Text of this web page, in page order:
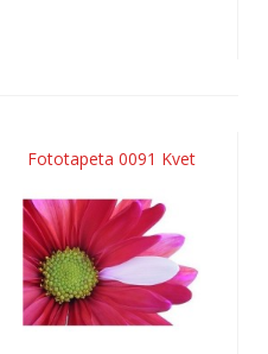
Fototapeta 0091 Kvet